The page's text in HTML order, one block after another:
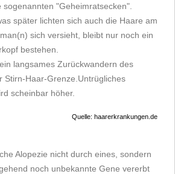
"Geheimratsecken".
später lichten sich auch die Haare am
sich versieht, bleibt nur noch ein
bestehen.
langsames Zurückwandern des
Stirn-Haar-Grenze.Untrügliches
scheinbar höher.
Quelle: haarerkrankungen.de
Alopezie nicht durch eines, sondern
noch unbekannte Gene vererbt